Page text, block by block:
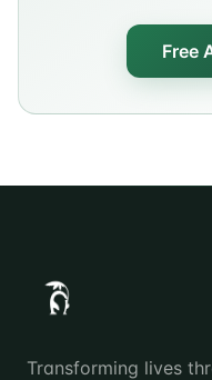
Free
Transforming lives